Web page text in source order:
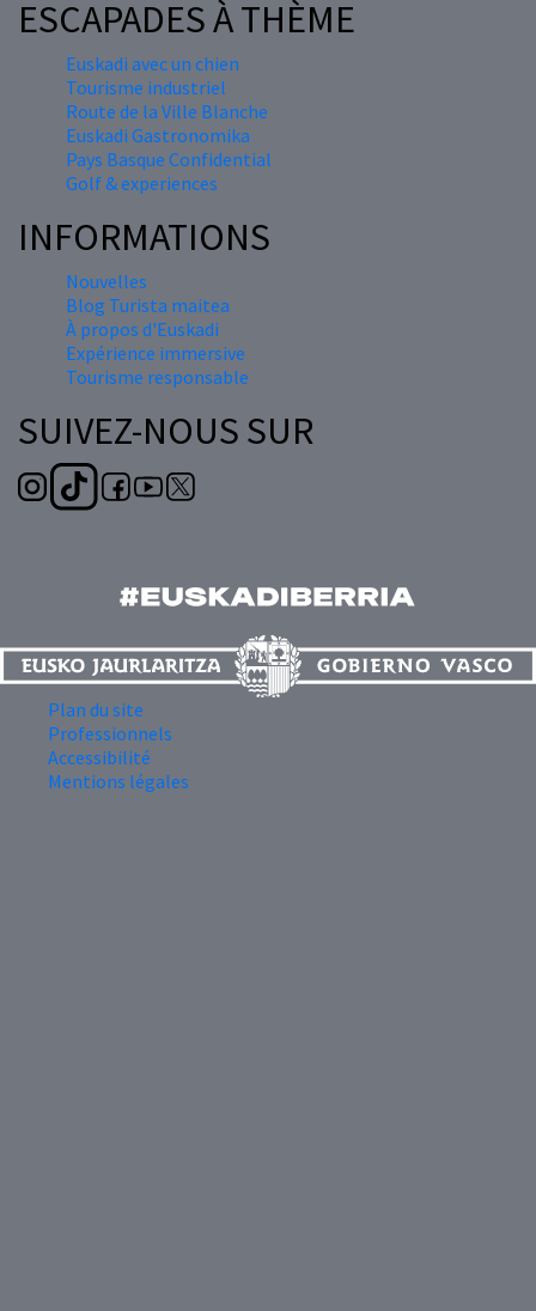
ESCAPADES À THÈME
Euskadi avec un chien
Tourisme industriel
Route de la Ville Blanche
Euskadi Gastronomika
Pays Basque Confidential
Golf & experiences
INFORMATIONS
Nouvelles
Blog Turista maitea
À propos d'Euskadi
Expérience immersive
Tourisme responsable
SUIVEZ-NOUS SUR
Plan du site
Professionnels
Accessibilité
Mentions légales